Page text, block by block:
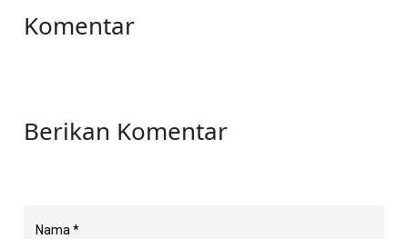
Komentar
Berikan Komentar